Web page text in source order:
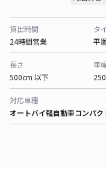
貸出時間
24時間営業
タ
平
長さ
500cm 以下
車
対応車種
オートバイ軽自動車コンパク